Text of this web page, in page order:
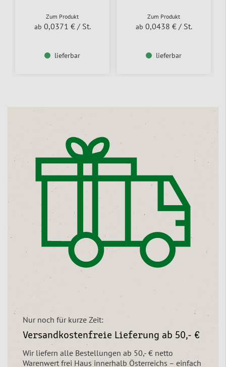
Zum Produkt
ab 0,0371 € / St.
lieferbar
Zum Produkt
ab 0,0438 € / St.
lieferbar
Nur noch für kurze Zeit:
Versandkostenfreie Lieferung ab 50,- €
Wir liefern alle Bestellungen ab 50,- € netto
Warenwert frei Haus innerhalb Österreichs – einfach